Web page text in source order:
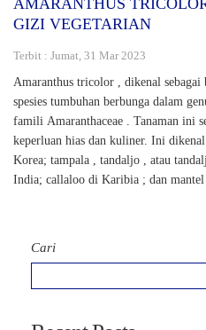
GIZI VEGETARIAN
Terbit : Jumat, 31 Mar 2023
Amaranthus tricolor , dikenal sebagai
spesies tumbuhan berbunga dalam
famili Amaranthaceae . Tanaman ini
keperluan hias dan kuliner. Ini
Korea; tampala , tandaljo , atau
India; callaloo di Karibia ; dan mantel
Cari